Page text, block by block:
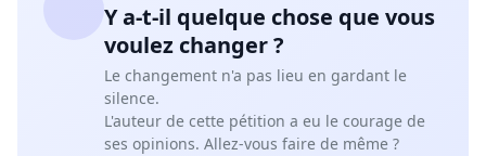
Y a-t-il quelque chose que vous
voulez changer ?
Le changement n'a pas lieu en gardant le
silence.
L'auteur de cette pétition a eu le courage de
ses opinions. Allez-vous faire de même ?